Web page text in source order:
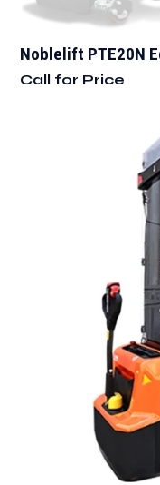
Noblelift PTE20N
Call for Price